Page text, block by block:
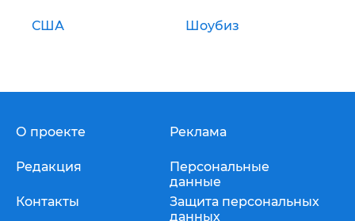
США Шоубиз
О проекте
Редакция
Контакты
Реклама
Персональные
данные
Защита персональных
данных